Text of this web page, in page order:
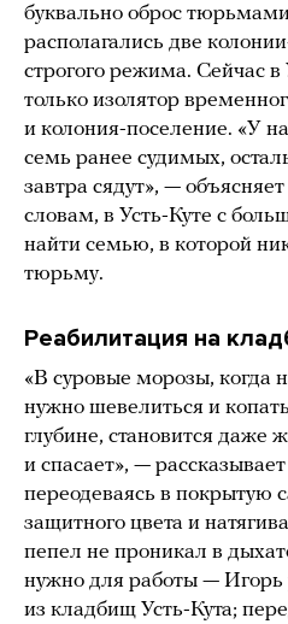
буквально оброс
располагались две
строгого режима. Сейчас в
только изолятор
и колония-поселение. «У
семь ранее судимых,
завтра сядут», —
словам, в Усть-Куте с
найти семью, в которой
тюрьму.
Реабилитация на
«В суровые морозы, когда
нужно шевелиться и
глубине, становится даже
и спасает», —
переодеваясь в покрытую
защитного цвета и
пепел не проникал в
нужно для работы —
из кладбищ Усть-Кута;